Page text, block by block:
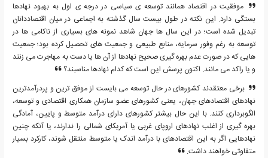
موفقیت در اقتصاد همانند توسعه ی سیاسی در درجه ی اول به بهبود نهادها
بستگی دارد. این نکته در طول بیست سال گذشته به اجماعی در میان اقتصاددانان
تبدیل شده است؛ در این سال ها جهان شاهد نمونه های بسیاری از ناکامی ها در
توسعه به رغم وفور سرمایه، منابع طبیعی و جمعیت های تحصیل کرده بود؛ جمعیت
هایی که در صورت عدم بهره گیری صحیح نهادها از آن ها یا دست به مهاجرت می زنند
و یا راکد می مانند. اکنون پرسش این است که کدام نهادها مناسبند؟
برخی معتقدند کشورهای در حال توسعه می بایست از موفق ترین و پردرآمدترین
نهادهای اقتصادهای جهان، یعنی کشورهای عضو سازمان همکاری اقتصادی و توسعه،
الگوبرداری کنند. با این حال بیشتر کشورهای دارای درآمد متوسط و پایین، آمادگی
بهره گیری از اغلب نهادهای اروپای غربی یا آمریکای شمالی را ندارند، یا آنکه چنین
نهادهایی اگر به این اقتصادهای با درآمد اندک یا متوسط منتقل شوند، کارکرد بسیار
متفاوتی خواهند داشت.